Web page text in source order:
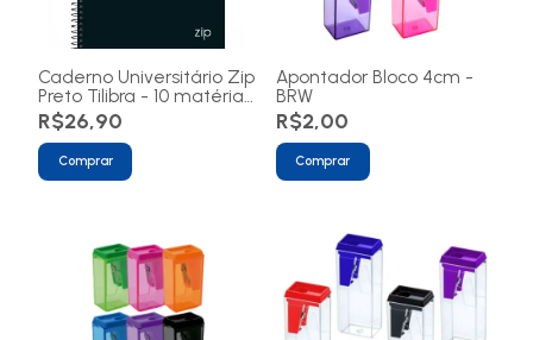
Caderno Universitário Zip
Preto Tilibra - 10 matérias
160 folhas
R$26,90
Comprar
Apontador Bloco 4cm -
BRW
R$2,00
Comprar